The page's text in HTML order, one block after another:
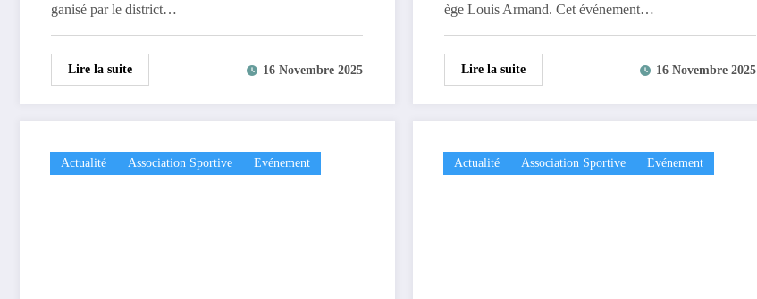
ganisé par le district…
Lire la suite 16 Novembre 2025
ège Louis Armand. Cet événement…
Lire la suite 16 Novembre 2025
Actualité Association Sportive Evénement Actualité Association Sportive Evénement